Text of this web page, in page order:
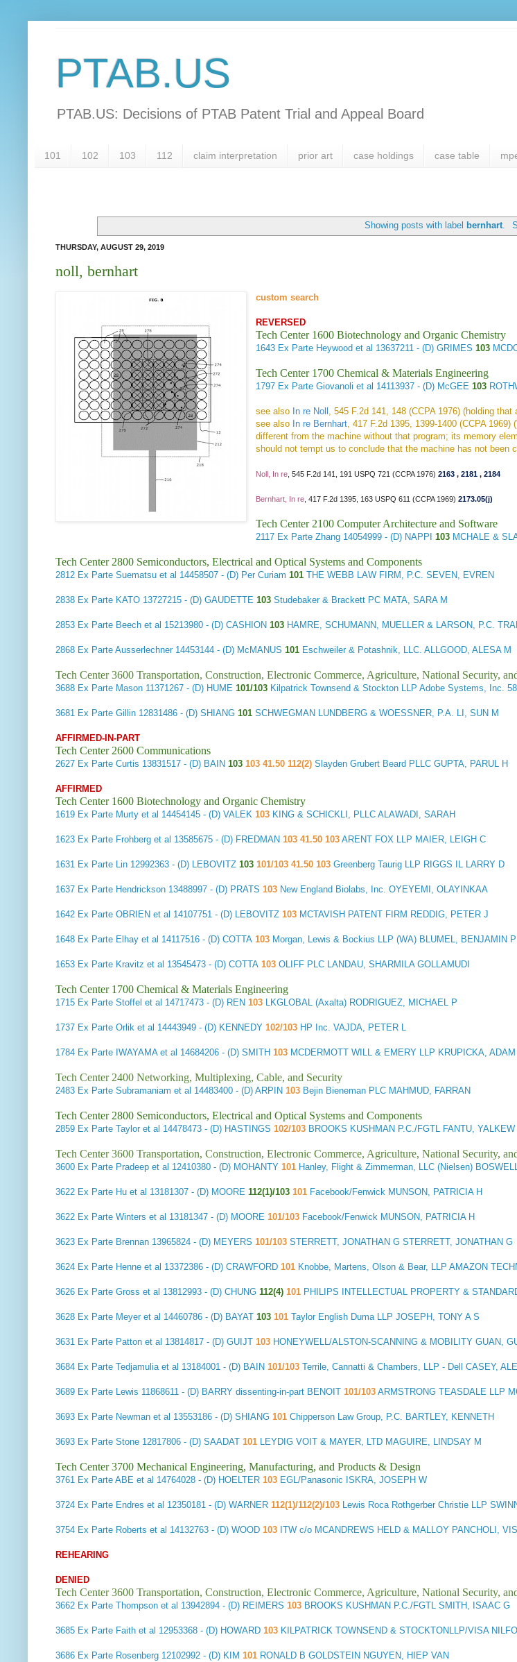
PTAB.US
PTAB.US: Decisions of PTAB Patent Trial and Appeal Board
101 102 103 112 claim interpretation prior art case holdings case table
Showing posts with label bernhart
THURSDAY, AUGUST 29, 2019
noll, bernhart
custom search
REVERSED
Tech Center 1600 Biotechnology and Organic Chemistry
1643 Ex Parte Heywood et al 13637211 - (D) GRIMES103
Tech Center 1700 Chemical & Materials Engineering
1797 Ex Parte Giovanoli et al 14113937 - (D) McGEE103
see also In re Noll , 545 F.2d 141, 148 (CCPA 1976) (holding
see also In re Bernhart, 417 F.2d 1395, 1399-1400 (CCPA
different from the machine without that program; its memory
should not tempt us to conclude that the machine has not been
Noll, In re , 545 F.2d 141, 191 USPQ 721 (CCPA 1976)2163 ,2181 ,2184
Bernhart, In re , 417 F.2d 1395, 163 USPQ 611 (CCPA 1969)2173.05(j)
Tech Center 2100 Computer Architecture and Software
2117 Ex Parte Zhang 14054999 - (D) NAPPI103 MCHALE &
Tech Center 2800 Semiconductors, Electrical and Optical Systems and Components
2812 Ex Parte Suematsu et al 14458507 - (D) Per Curiam 101 THE WEBB LAW FIRM, P.C. SEVEN, EVREN
2838 Ex Parte KATO 13727215 - (D) GAUDETTE 103 Studebaker & Brackett PC MATA, SARA M
2853 Ex Parte Beech et al 15213980 - (D) CASHION 103 HAMRE, SCHUMANN, MUELLER & LARSON, P.C.
2868 Ex Parte Ausserlechner 14453144 - (D) McMANUS 101 Eschweiler & Potashnik, LLC. ALLGOOD, ALESA M
Tech Center 3600 Transportation, Construction, Electronic Commerce, Agriculture, National Security,
3688 Ex Parte Mason 11371267 - (D) HUME 101/103 Kilpatrick Townsend & Stockton LLP Adobe Systems, Inc.
3681 Ex Parte Gillin 12831486 - (D) SHIANG 101 SCHWEGMAN LUNDBERG & WOESSNER, P.A. LI, SUN M
AFFIRMED-IN-PART
Tech Center 2600 Communications
2627 Ex Parte Curtis 13831517 - (D) BAIN 103 103 41.50 112(2) Slayden Grubert Beard PLLC GUPTA, PARUL H
AFFIRMED
Tech Center 1600 Biotechnology and Organic Chemistry
1619 Ex Parte Murty et al 14454145 - (D) VALEK 103 KING & SCHICKLI, PLLC ALAWADI, SARAH
1623 Ex Parte Frohberg et al 13585675 - (D) FREDMAN 103 41.50 103 ARENT FOX LLP MAIER, LEIGH C
1631 Ex Parte Lin 12992363 - (D) LEBOVITZ 103 101/103 41.50 103 Greenberg Taurig LLP RIGGS IL LARRY D
1637 Ex Parte Hendrickson 13488997 - (D) PRATS 103 New England Biolabs, Inc. OYEYEMI, OLAYINKAA
1642 Ex Parte OBRIEN et al 14107751 - (D) LEBOVITZ 103 MCTAVISH PATENT FIRM REDDIG, PETER J
1648 Ex Parte Elhay et al 14117516 - (D) COTTA 103 Morgan, Lewis & Bockius LLP (WA) BLUMEL, BENJAMIN P
1653 Ex Parte Kravitz et al 13545473 - (D) COTTA 103 OLIFF PLC LANDAU, SHARMILA GOLLAMUDI
Tech Center 1700 Chemical & Materials Engineering
1715 Ex Parte Stoffel et al 14717473 - (D) REN 103 LKGLOBAL (Axalta) RODRIGUEZ, MICHAEL P
1737 Ex Parte Orlik et al 14443949 - (D) KENNEDY 102/103 HP Inc. VAJDA, PETER L
1784 Ex Parte IWAYAMA et al 14684206 - (D) SMITH 103 MCDERMOTT WILL & EMERY LLP KRUPICKA,
Tech Center 2400 Networking, Multiplexing, Cable, and Security
2483 Ex Parte Subramaniam et al 14483400 - (D) ARPIN 103 Bejin Bieneman PLC MAHMUD, FARRAN
Tech Center 2800 Semiconductors, Electrical and Optical Systems and Components
2859 Ex Parte Taylor et al 14478473 - (D) HASTINGS 102/103 BROOKS KUSHMAN P.C./FGTL FANTU, YALKEW
Tech Center 3600 Transportation, Construction, Electronic Commerce, Agriculture, National Security,
3600 Ex Parte Pradeep et al 12410380 - (D) MOHANTY 101 Hanley, Flight & Zimmerman, LLC (Nielsen)
3622 Ex Parte Hu et al 13181307 - (D) MOORE 112(1)/103 101 Facebook/Fenwick MUNSON, PATRICIA H
3622 Ex Parte Winters et al 13181347 - (D) MOORE 101/103 Facebook/Fenwick MUNSON, PATRICIA H
3623 Ex Parte Brennan 13965824 - (D) MEYERS 101/103 STERRETT, JONATHAN G STERRETT, JONATHAN G
3624 Ex Parte Henne et al 13372386 - (D) CRAWFORD 101 Knobbe, Martens, Olson & Bear, LLP AMAZON
3626 Ex Parte Gross et al 13812993 - (D) CHUNG 112(4) 101 PHILIPS INTELLECTUAL PROPERTY &
3628 Ex Parte Meyer et al 14460786 - (D) BAYAT 103 101 Taylor English Duma LLP JOSEPH, TONY A S
3631 Ex Parte Patton et al 13814817 - (D) GUIJT 103 HONEYWELL/ALSTON-SCANNING & MOBILITY GUAN,
3684 Ex Parte Tedjamulia et al 13184001 - (D) BAIN 101/103 Terrile, Cannatti & Chambers, LLP - Dell CASEY,
3689 Ex Parte Lewis 11868611 - (D) BARRY dissenting-in-part BENOIT 101/103 ARMSTRONG TEASDALE LLP
3693 Ex Parte Newman et al 13553186 - (D) SHIANG 101 Chipperson Law Group, P.C. BARTLEY, KENNETH
3693 Ex Parte Stone 12817806 - (D) SAADAT 101 LEYDIG VOIT & MAYER, LTD MAGUIRE, LINDSAY M
Tech Center 3700 Mechanical Engineering, Manufacturing, and Products & Design
3761 Ex Parte ABE et al 14764028 - (D) HOELTER 103 EGL/Panasonic ISKRA, JOSEPH W
3724 Ex Parte Endres et al 12350181 - (D) WARNER 112(1)/112(2)/103 Lewis Roca Rothgerber Christie LLP
3754 Ex Parte Roberts et al 14132763 - (D) WOOD 103 ITW c/o MCANDREWS HELD & MALLOY PANCHOLI,
REHEARING
DENIED
Tech Center 3600 Transportation, Construction, Electronic Commerce, Agriculture, National Security,
3662 Ex Parte Thompson et al 13942894 - (D) REIMERS 103 BROOKS KUSHMAN P.C./FGTL SMITH, ISAAC G
3685 Ex Parte Faith et al 12953368 - (D) HOWARD 103 KILPATRICK TOWNSEND & STOCKTONLLP/VISA
3686 Ex Parte Rosenberg 12102992 - (D) KIM 101 RONALD B GOLDSTEIN NGUYEN, HIEP VAN